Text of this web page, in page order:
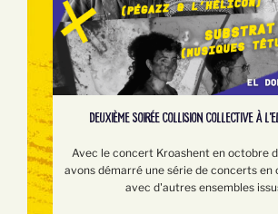
DEUXIÈME SOIRÉE COLLISION COLLECTIVE À
Avec le concert Kroashent en octobre
avons démarré une série de concerts en
avec d'autres ensembles